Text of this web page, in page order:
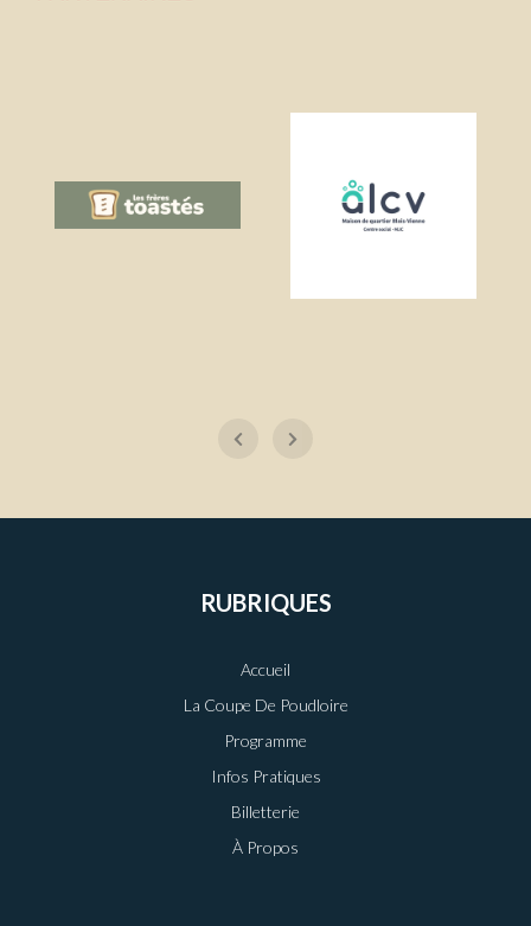
RUBRIQUES
Accueil
La Coupe De Poudloire
Programme
Infos Pratiques
Billetterie
À Propos